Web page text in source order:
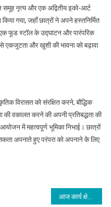
समूह नृत्य और एक अद्वितीय इको-आर्ट
गया, जहाँ छात्रों ने अपने हस्तनिर्मित
एक फूड स्टॉल के उद्घाटन और पारंपरिक
एकजुटता और खुशी की भावना को बढ़ावा
विरासत को संरक्षित करने, बौद्धिक
की वकालत करने की अपनी प्रतिबद्धता की
में महत्वपूर्ण भूमिका निभाई। छात्रों
अपनाते हुए परंपरा को अपनाने के लिए